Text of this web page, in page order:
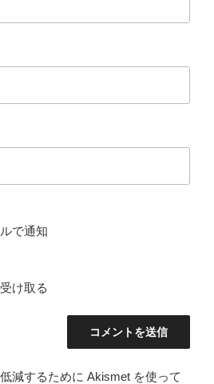
で通知
け取る
減するために Akismet を使って